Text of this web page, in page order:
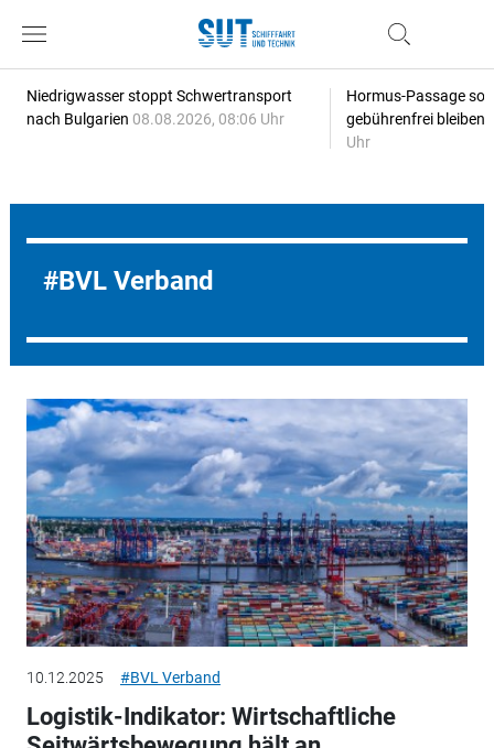
Niedrigwasser stoppt Schwertransport
nach Bulgarien 08.08.2026, 08:06 Uhr
Hormus-Passage
gebührenfrei bleiben
Uhr
BVL Verband
10.12.2025 #BVL Verband
Logistik-Indikator: Wirtschaftliche